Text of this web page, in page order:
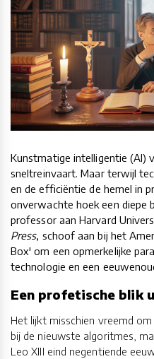
Kunstmatige intelligentie (AI)
sneltreinvaart. Maar terwijl
en de efficiëntie de hemel in
onverwachte hoek een diepe
professor aan Harvard
Press, schoof aan bij het
Box' om een opmerkelijke
technologie en een
Een profetische blik
Het lijkt misschien vreemd
bij de nieuwste algoritmes,
Leo XIII eind negentiende